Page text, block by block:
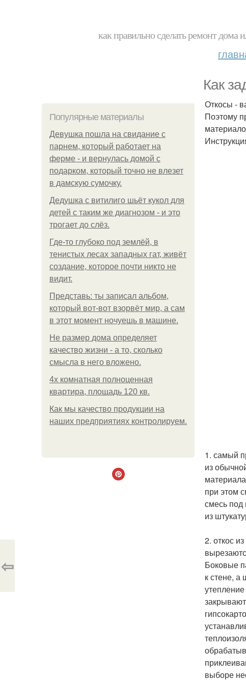
как правильно сделать ремонт дома
Как
Популярные материалы
Девушка пошла на свидание с
парнем, который работает на
ферме - и вернулась домой с
подарком, который точно не влезет
в дамскую сумочку.
Дедушка с витилиго шьёт кукол для
детей с таким же диагнозом - и это
трогает до слёз.
Где-то глубоко под землёй, в
тенистых лесах западных гат, живёт
создание, которое почти никто не
видит.
Представь: ты записал альбом,
который вот-вот взорвёт мир, а сам
в этот момент ночуешь в машине.
Не размер дома определяет
качество жизни - а то, сколько
смысла в него вложено.
4x комнатная полноценная
квартира, площадь 120 кв.
Как мы качество продукции на
наших предприятиях контролируем.
Откосы -
Поэтому
1. самый
из
при этом
смесь
из
2. откос
Боковые
к стене,
выборе
⇦